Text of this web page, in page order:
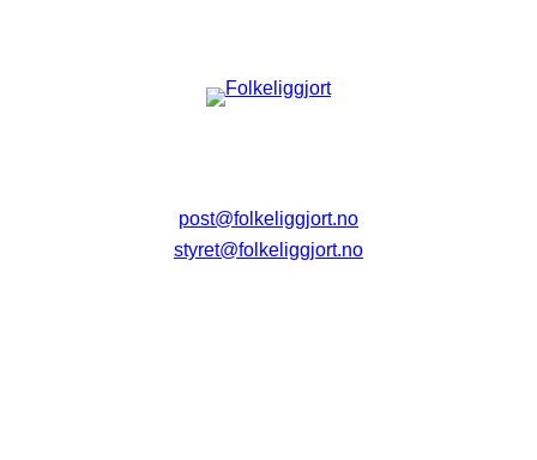
post@folkeliggjort.no
styret@folkeliggjort.no